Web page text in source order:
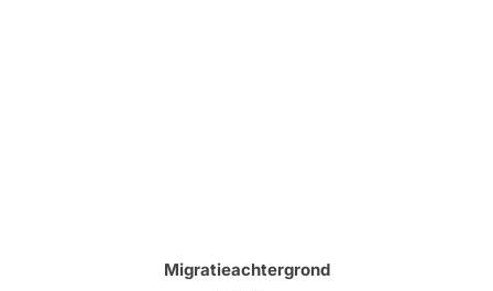
Migratieachtergrond